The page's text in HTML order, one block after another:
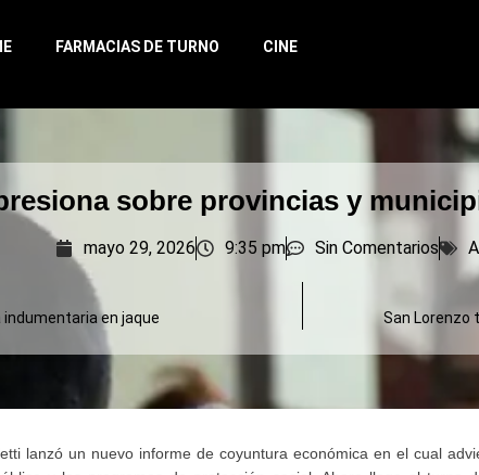
FARMACIAS DE TURNO CINE
sobre provincias y
mayo 29, 2026 9:35 pm Sin Comentarios
indumentaria en jaque San Lorenzo
lanzó un nuevo informe de coyuntura económica en el cual